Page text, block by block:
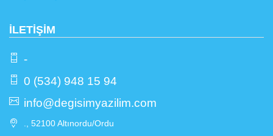
İLETİŞİM
-
0 (534) 948 15 94
info@degisimyazilim.com
., 52100 Altınordu/Ordu